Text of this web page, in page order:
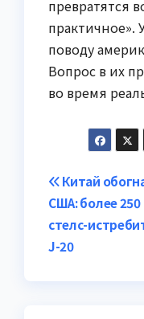
превратятся
практичное».
поводу
Вопрос в их
во время
по
записям
Китай
США: более 250
стелс-
J-20